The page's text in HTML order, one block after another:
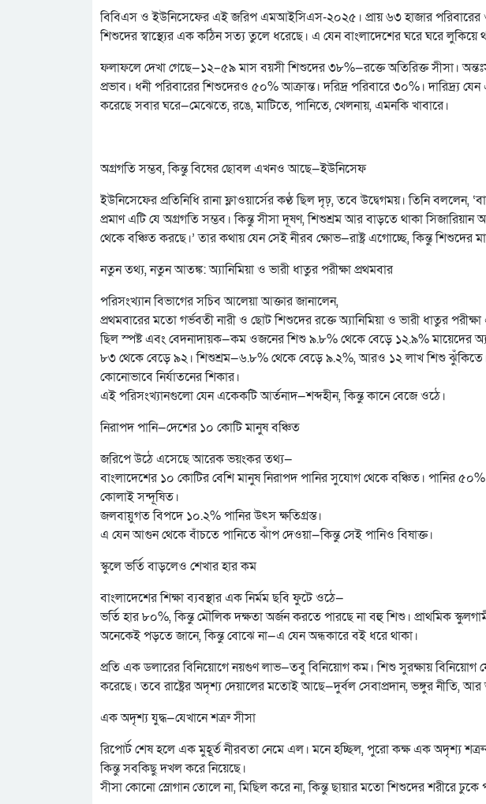
বিবিএস ও ইউনিসেফের এই জরিপ এমআইসিএস-২০২৫। প্রায় ৬৩ হাজার
শিশুদের স্বাস্থ্যের এক কঠিন সত্য তুলে ধরেছে। এ যেন বাংলাদেশের ঘরে ঘরে লুকিয়ে
ফলাফলে দেখা গেছে—১২–৫৯ মাস বয়সী শিশুদের ৩৮%—রক্তে অতিরিক্ত সীসা।
প্রভাব। ধনী পরিবারের শিশুদেরও ৫০% আক্রান্ত‌। দরিদ্র পরিবারে ৩০%। দারিদ্র্য
করেছে সবার ঘরে—মেঝেতে, রঙে, মাটিতে, পানিতে, খেলনায়, এমনকি খাবারে।
অগ্রগতি সম্ভব, কিন্তু বিষের ছোবল এখনও আছে—ইউনিসেফ
ইউনিসেফের প্রতিনিধি রানা ফ্লাওয়ার্সের কণ্ঠ ছিল দৃঢ়, তবে উদ্বেগময়। তিনি বললেন,
প্রমাণ এটি যে অগ্রগতি সম্ভব। কিন্তু সীসা দূষণ, শিশুশ্রম আর বাড়তে থাকা
থেকে বঞ্চিত করছে।’ তার কথায় যেন সেই নীরব ক্ষোভ—রাষ্ট্র এগোচ্ছে, কিন্তু শিশুদের
নতুন তথ্য, নতুন আতঙ্ক: অ্যানিমিয়া ও ভারী ধাতুর পরীক্ষা প্রথমবার
পরিসংখ্যান বিভাগের সচিব আলেয়া আক্তার জানালেন,
প্রথমবারের মতো গর্ভবতী নারী ও ছোট শিশুদের রক্তে অ্যানিমিয়া ও ভারী ধাতুর
ছিল স্পষ্ট এবং বেদনাদায়ক—কম ওজনের শিশু ৯.৮% থেকে বেড়ে ১২.৯% মায়েদের
৮৩ থেকে বেড়ে ৯২। শিশুশ্রম—৬.৮% থেকে বেড়ে ৯.২%, আরও ১২ লাখ শিশু
কোনোভাবে নির্যাতনের শিকার।
এই পরিসংখ্যানগুলো যেন একেকটি আর্তনাদ—শব্দহীন, কিন্তু কানে বেজে ওঠে।
নিরাপদ পানি—দেশের ১০ কোটি মানুষ বঞ্চিত
জরিপে উঠে এসেছে আরেক ভয়ংকর তথ্য—
বাংলাদেশের ১০ কোটির বেশি মানুষ নিরাপদ পানির সুযোগ থেকে বঞ্চিত। পানির
কোলাই সন্দূষিত।
জলবায়ুগত বিপদে ১০.২% পানির উৎস ক্ষতিগ্রস্ত।
এ যেন আগুন থেকে বাঁচতে পানিতে ঝাঁপ দেওয়া—কিন্তু সেই পানিও বিষাক্ত।
স্কুলে ভর্তি বাড়লেও শেখার হার কম
বাংলাদেশের শিক্ষা ব্যবস্থার এক নির্মম ছবি ফুটে ওঠে—
ভর্তি হার ৮০%, কিন্তু মৌলিক দক্ষতা অর্জন করতে পারছে না বহু শিশু। প্রাথমিক
অনেকেই পড়তে জানে, কিন্তু বোঝে না—এ যেন অন্ধকারে বই ধরে থাকা।
প্রতি এক ডলারের বিনিয়োগে নয়গুণ লাভ—তবু বিনিয়োগ কম। শিশু সুরক্ষায় বিনিয়োগ
করেছে। তবে রাষ্ট্রের অদৃশ্য দেয়ালের মতোই আছে—দুর্বল সেবাপ্রদান, ভঙ্গুর নীতি,
এক অদৃশ্য যুদ্ধ—যেখানে শত্রু সীসা
রিপোর্ট শেষ হলে এক মুহূর্ত নীরবতা নেমে এল। মনে হচ্ছিল, পুরো কক্ষ এক অদৃশ্য
কিন্তু সবকিছু দখল করে নিয়েছে।
সীসা কোনো স্লোগান তোলে না, মিছিল করে না, কিন্তু ছায়ার মতো শিশুদের শরীরে ঢুকে